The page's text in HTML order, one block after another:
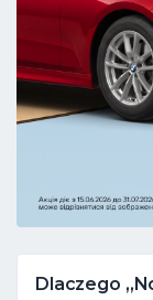
Dlaczego